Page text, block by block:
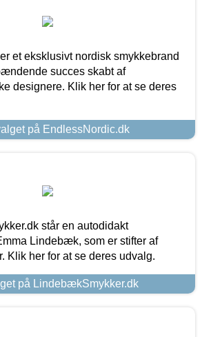
et eksklusivt nordisk smykkebrand
succes skabt af
designere. Klik her for at se deres
på EndlessNordic.dk
står en autodidakt
Lindebæk, som er stifter af
Klik her for at se deres udvalg.
på LindebækSmykker.dk